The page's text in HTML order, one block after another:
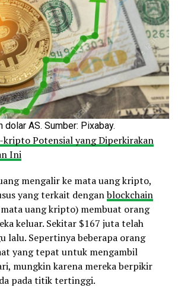
dolar AS. Sumber: Pixabay.
Potensial yang Diperkirakan
Ini
mengalir ke mata uang kripto,
yang terkait denganblockchain
uang kripto) membuat orang
keluar. Sekitar $167 juta telah
lalu. Sepertinya beberapa orang
yang tepat untuk mengambil
mungkin karena mereka berpikir
pada titik tertinggi.